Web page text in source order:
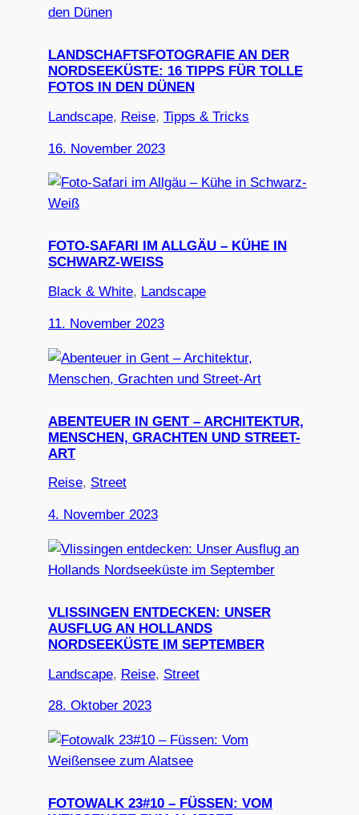
LANDSCHAFTSFOTOGRAFIE AN DER
NORDSEEKÜSTE: 16 TIPPS FÜR TOLLE
FOTOS IN DEN DÜNEN
Landscape, Reise, Tipps & Tricks
16. November 2023
FOTO-SAFARI IM ALLGÄU – KÜHE IN
SCHWARZ-WEISS
Black & White, Landscape
11. November 2023
ABENTEUER IN GENT – ARCHITEKTUR,
MENSCHEN, GRACHTEN UND STREET-
ART
Reise, Street
4. November 2023
VLISSINGEN ENTDECKEN: UNSER
AUSFLUG AN HOLLANDS
NORDSEEKÜSTE IM SEPTEMBER
Landscape, Reise, Street
28. Oktober 2023
FOTOWALK 23#10 – FÜSSEN: VOM